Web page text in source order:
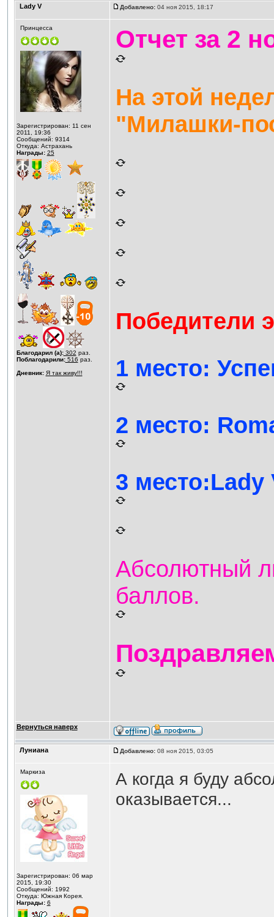
Lady V Добавлено:04 ноя 2015, 18:17
Принцесса
Зарегистрирован: 11 сен
2011, 19:36
Сообщений: 9314
Откуда: Астрахань
Награды: 25
Благодарил (а):302 раз.
Поблагодарили:516 раз.
Дневник: Я так живу!!!
Отчет за 2
На этой
"Милашки-
Победители
1 место:
2 место:
3 место:Lady
Абсолютный
баллов.
Вернуться наверх
Луниана Добавлено:08 ноя 2015, 03:05
Маркиза
Зарегистрирован: 06 мар
2015, 19:30
Сообщений: 1992
Откуда: Южная Корея.
Награды: 6
А когда я буду
оказывается...